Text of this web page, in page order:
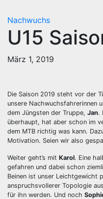
Nachwuchs
U15
März 1, 2019
Die Saison 2019 steht vor der
unsere Nachwuchsfahrerinnen
dem Jüngsten der Truppe, Jan.
überhaupt, hat aber schon im
dem MTB richtig was kann.
Motivation. Seien wir also
Weiter geht’s mit Karol. Eine
gefahren und dabei schon
Beinen ist unser Leichtgewicht
anspruchsvollerer Topologie
für ihn werden. Und noch